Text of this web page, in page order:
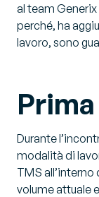
al team
perché, ha
lavoro, sono
Durante
modalità di
TMS
volume attuale